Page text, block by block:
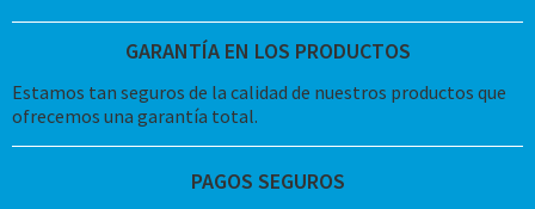
GARANTÍA EN LOS PRODUCTOS
Estamos tan seguros de la calidad de nuestros productos que
ofrecemos una garantía total.
PAGOS SEGUROS